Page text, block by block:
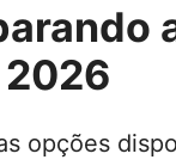
2026
opções